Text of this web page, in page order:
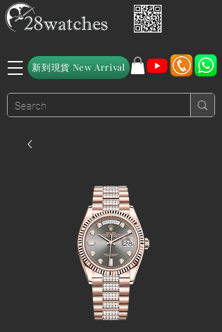
新到現貨 New Arrival